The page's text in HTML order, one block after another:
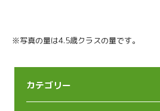
※写真の量は4.5歳クラスの量です。
カテゴリー